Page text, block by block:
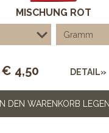
MISCHUNG ROT
€ 4,50 DETAIL»
IN DEN WARENKORB LEGEN